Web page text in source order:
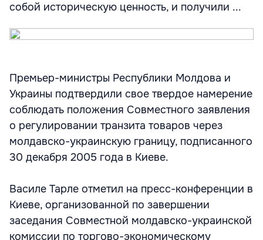
собой историческую ценность, и получили ...
Премьер-министры Республики Молдова и
Украины подтвердили свое твердое намерение
соблюдать положения Совместного заявления
о регулировании транзита товаров через
молдавско-украинскую границу, подписанного
30 декабря 2005 года в Киеве.
Василе Тарле отметил на пресс-конференции в
Киеве, организованной по завершении
заседания Совместной молдавско-украинской
комиссии по торгово-экономическому